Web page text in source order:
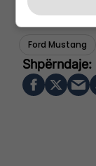
Ford Mustang